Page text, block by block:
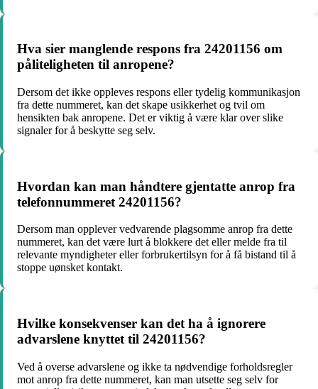
Hva sier manglende respons fra 24201156 om
påliteligheten til anropene?
Dersom det ikke oppleves respons eller tydelig kommunikasjon
fra dette nummeret, kan det skape usikkerhet og tvil om
hensikten bak anropene. Det er viktig å være klar over slike
signaler for å beskytte seg selv.
Hvordan kan man håndtere gjentatte anrop fra
telefonnummeret 24201156?
Dersom man opplever vedvarende plagsomme anrop fra dette
nummeret, kan det være lurt å blokkere det eller melde fra til
relevante myndigheter eller forbrukertilsyn for å få bistand til å
stoppe uønsket kontakt.
Hvilke konsekvenser kan det ha å ignorere
advarslene knyttet til 24201156?
Ved å overse advarslene og ikke ta nødvendige forholdsregler
mot anrop fra dette nummeret, kan man utsette seg selv for